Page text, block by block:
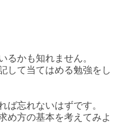
るかも知れません。
して当てはめる勉強をし
ば忘れないはずです。
め方の基本を考えてみよ